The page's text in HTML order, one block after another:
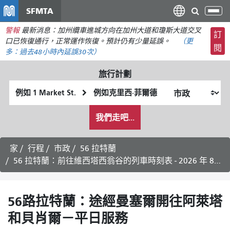
主
要
容
SFMTA
切
換
導
航
警報 最新消息：加州纜車進城方向在加州大道和瓊斯大道交叉
口已恢復通行，正常運作恢復。預計仍有少量延誤。
（更
多： 過去48小時內延誤30次）
訂
閱
旅行計劃
起
始
終
點
我
希
望
的
旅
行
式
我們走吧...
家 行程 市政
56 拉特蘭
56 拉特蘭：前往維西塔西翁谷的列車時刻表 - 2026 年 8 月 17 日
56路拉特蘭：途經曼塞爾開往阿萊塔
和貝肖爾－平日服務